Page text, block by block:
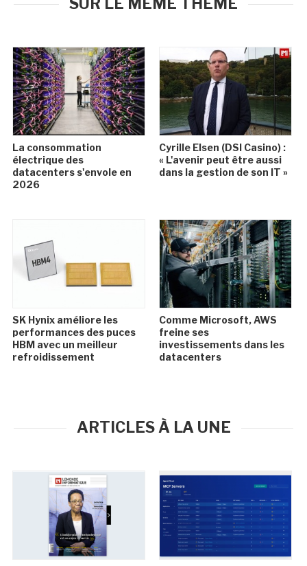
La consommation
électrique des
datacenters s'envole en
2026
Cyrille Elsen (DSI Casino) :
« L'avenir peut être aussi
dans la gestion de son IT »
SK Hynix améliore les
performances des puces
HBM avec un meilleur
refroidissement
Comme Microsoft, AWS
freine ses
investissements dans les
datacenters
ARTICLES À LA UNE